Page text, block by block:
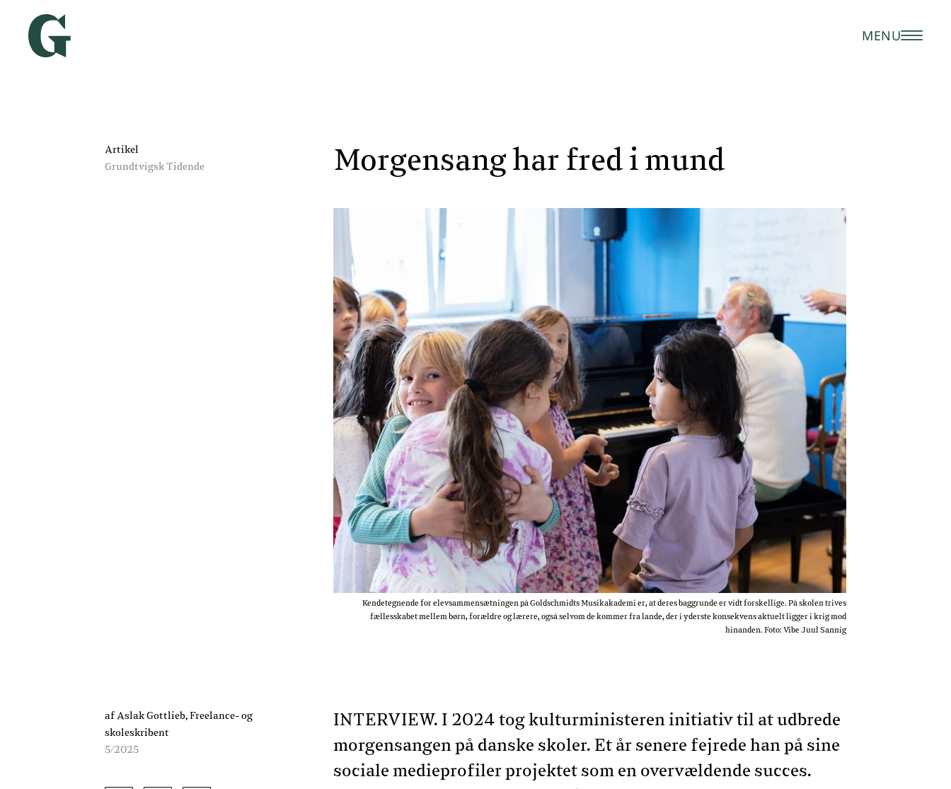
MENU
Artikel
Grundtvigsk Tidende
Morgensang har fred i mund
Kendetegnende for elevsammensætningen på Goldschmidts Musikakademi er, at deres baggrunde er vidt forskellige. På skolen trives
fællesskabet mellem børn, forældre og lærere, også selvom de kommer fra lande, der i yderste konsekvens aktuelt ligger i krig mod
hinanden. Foto: Vibe Juul Sannig
af Aslak Gottlieb, Freelance- og
skoleskribent
5/2025
INTERVIEW. I 2024 tog kulturministeren initiativ til at udbrede
morgensangen på danske skoler. Et år senere fejrede han på sine
sociale medieprofiler projektet som en overvældende succes.